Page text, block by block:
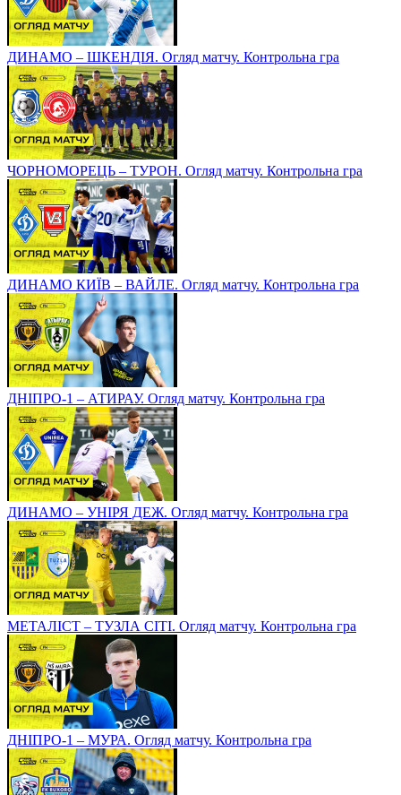
ДИНАМО – ШКЕНДІЯ. Огляд матчу. Контрольна гра
ЧОРНОМОРЕЦЬ – ТУРОН. Огляд матчу. Контрольна гра
ДИНАМО КИЇВ – ВАЙЛЕ. Огляд матчу. Контрольна гра
ДНІПРО-1 – АТИРАУ. Огляд матчу. Контрольна гра
ДИНАМО – УНІРЯ ДЕЖ. Огляд матчу. Контрольна гра
МЕТАЛІСТ – ТУЗЛА СІТІ. Огляд матчу. Контрольна гра
ДНІПРО-1 – МУРА. Огляд матчу. Контрольна гра